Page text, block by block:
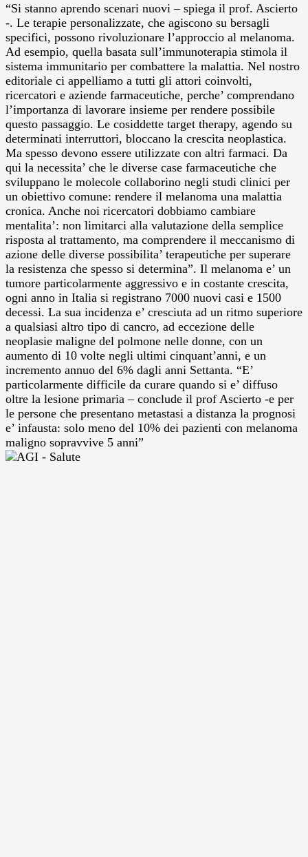
“Si stanno aprendo scenari nuovi – spiega il prof. Ascierto
-. Le terapie personalizzate, che agiscono su bersagli
specifici, possono rivoluzionare l’approccio al melanoma.
Ad esempio, quella basata sull’immunoterapia stimola il
sistema immunitario per combattere la malattia. Nel nostro
editoriale ci appelliamo a tutti gli attori coinvolti,
ricercatori e aziende farmaceutiche, perche’ comprendano
l’importanza di lavorare insieme per rendere possibile
questo passaggio. Le cosiddette target therapy, agendo su
determinati interruttori, bloccano la crescita neoplastica.
Ma spesso devono essere utilizzate con altri farmaci. Da
qui la necessita’ che le diverse case farmaceutiche che
sviluppano le molecole collaborino negli studi clinici per
un obiettivo comune: rendere il melanoma una malattia
cronica. Anche noi ricercatori dobbiamo cambiare
mentalita’: non limitarci alla valutazione della semplice
risposta al trattamento, ma comprendere il meccanismo di
azione delle diverse possibilita’ terapeutiche per superare
la resistenza che spesso si determina”. Il melanoma e’ un
tumore particolarmente aggressivo e in costante crescita,
ogni anno in Italia si registrano 7000 nuovi casi e 1500
decessi. La sua incidenza e’ cresciuta ad un ritmo superiore
a qualsiasi altro tipo di cancro, ad eccezione delle
neoplasie maligne del polmone nelle donne, con un
aumento di 10 volte negli ultimi cinquant’anni, e un
incremento annuo del 6% dagli anni Settanta. “E’
particolarmente difficile da curare quando si e’ diffuso
oltre la lesione primaria – conclude il prof Ascierto -e per
le persone che presentano metastasi a distanza la prognosi
e’ infausta: solo meno del 10% dei pazienti con melanoma
maligno sopravvive 5 anni”